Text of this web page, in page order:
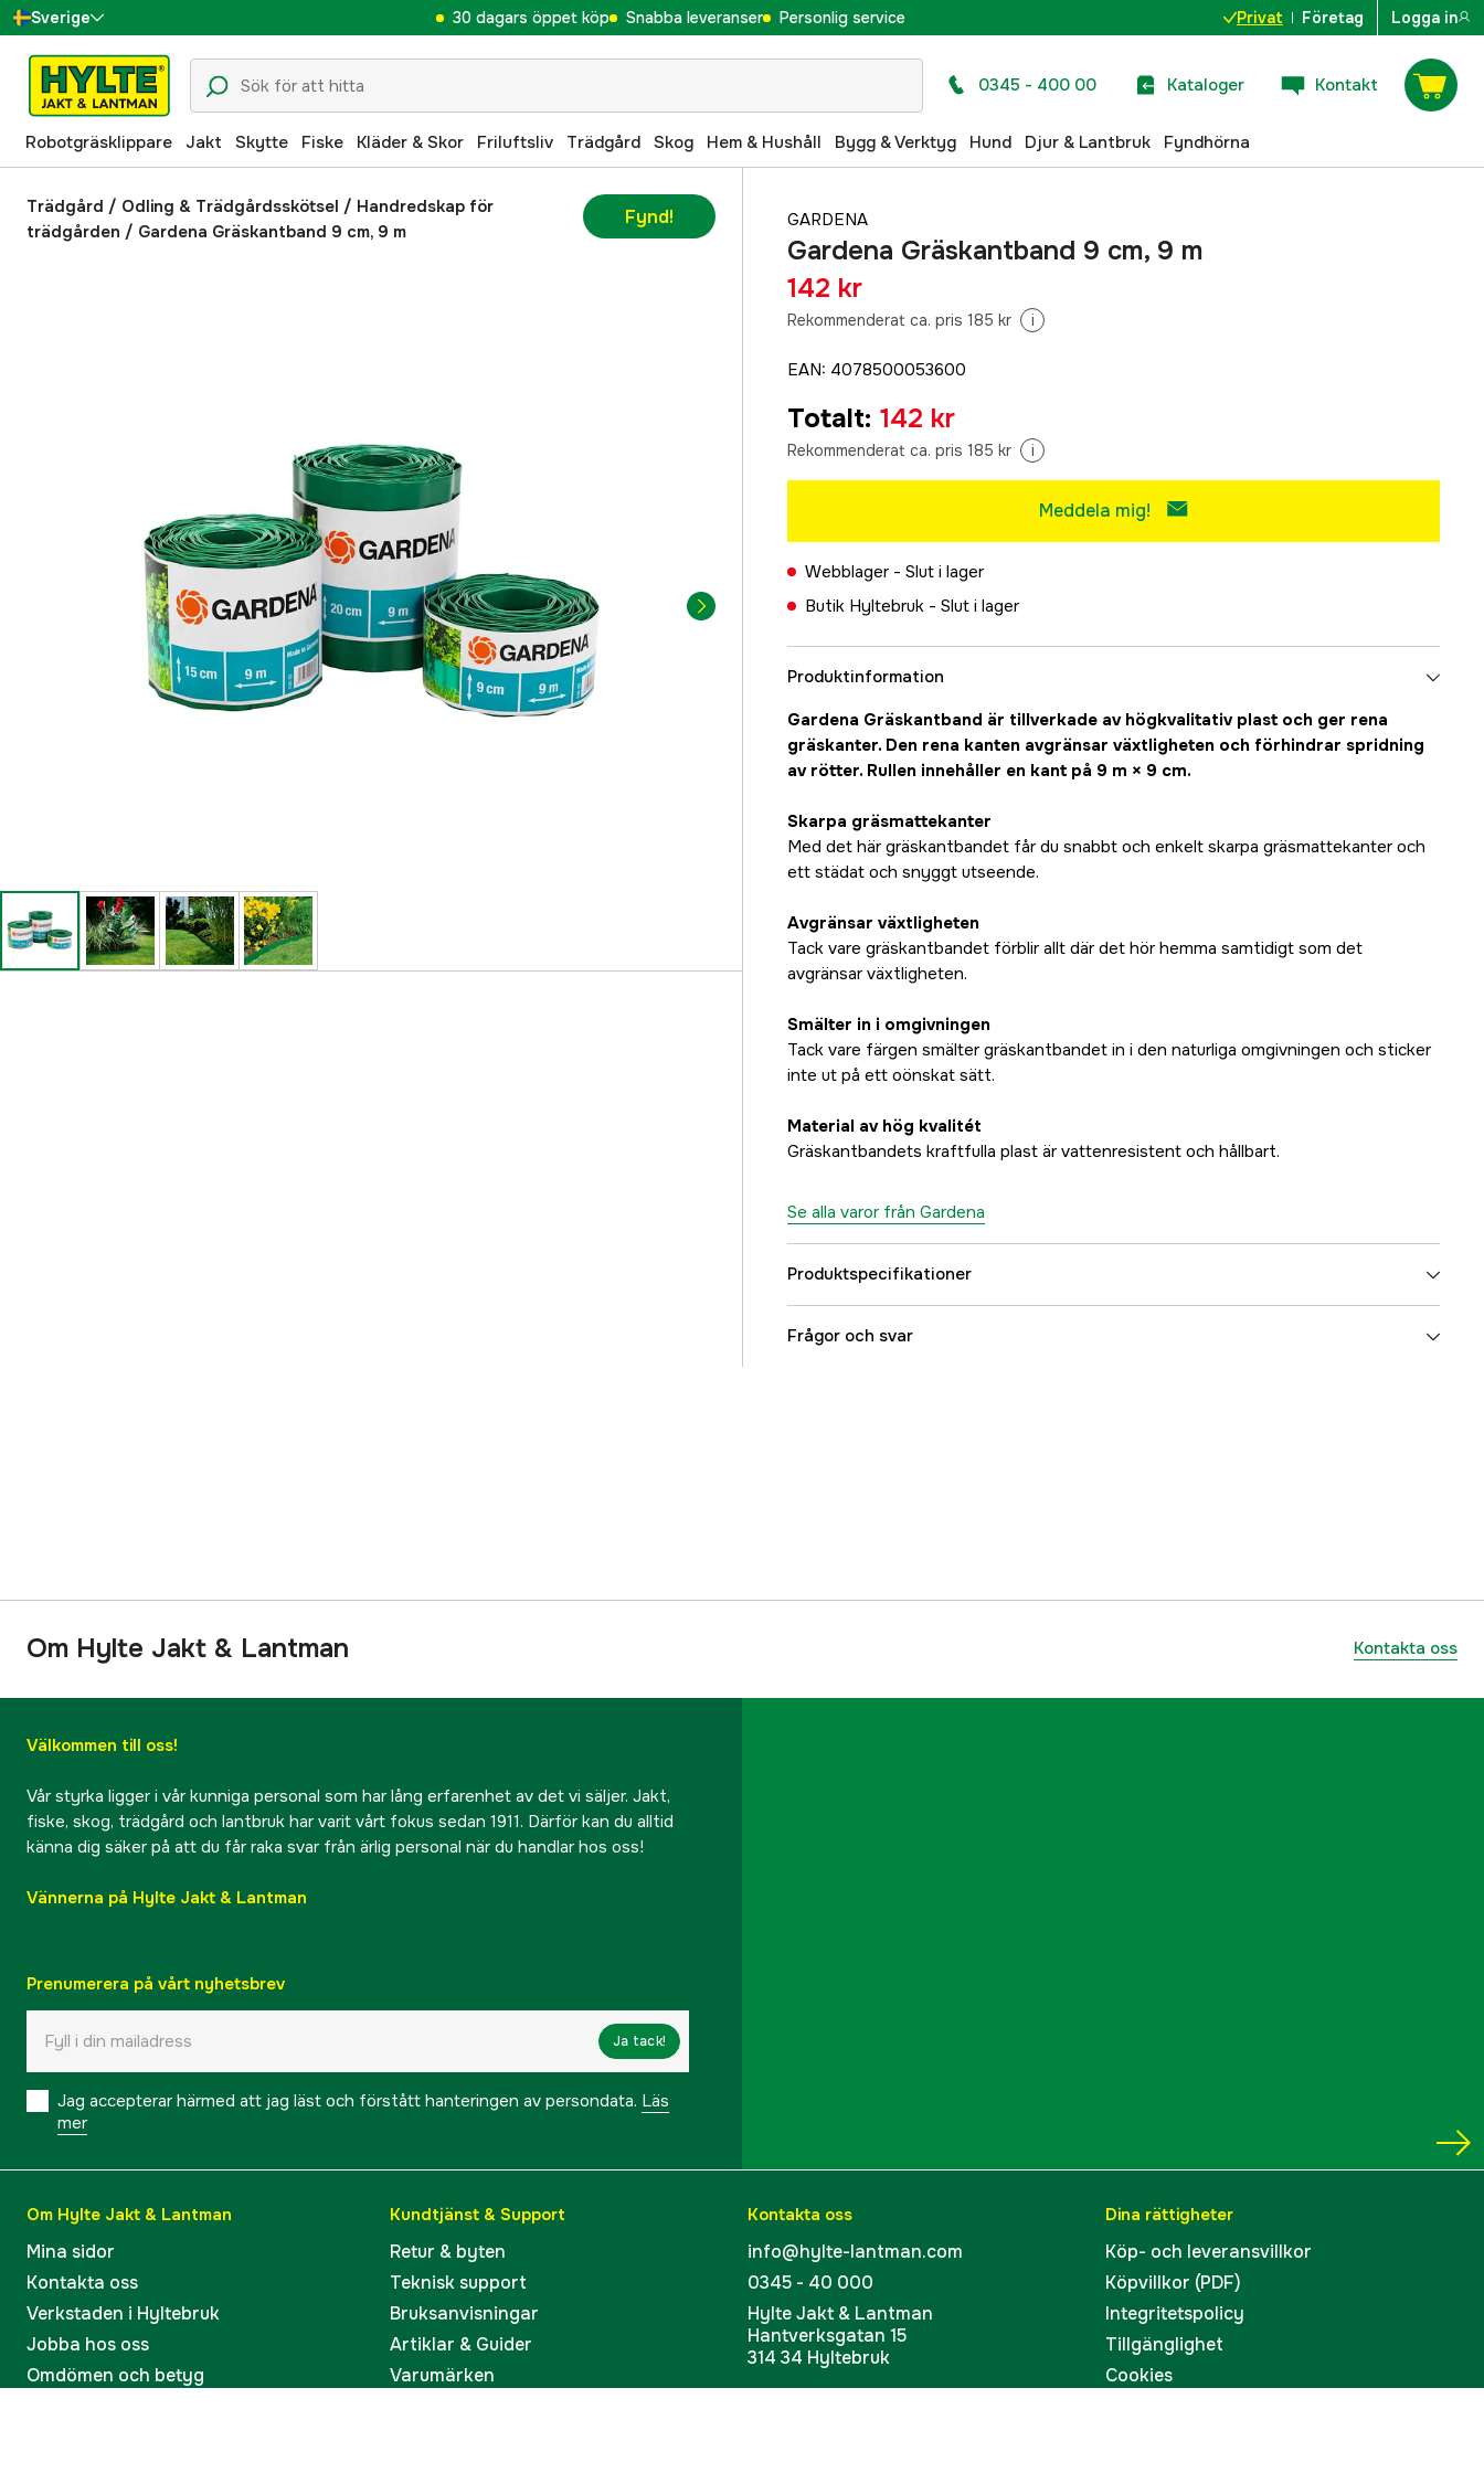
Sverige
Danmark
Suomi
Norge
Deutschland
30 dagars öppet köp Snabba leveranser Personlig service Privat Företag Logga in
0345 - 400 00 Kataloger Kontakt
Robotgräsklippare Jakt Skytte Fiske Kläder & Skor Friluftsliv Trädgård Skog Hem & Hushåll Bygg & Verktyg Hund Djur & Lantbruk Fyndhörna
Trädgård / Odling & Trädgårdsskötsel / Handredskap för
trädgården / Gardena Gräskantband 9 cm, 9 m
Fynd! GARDENA
Gardena Gräskantband 9 cm, 9 m
142 kr
Rekommenderat ca. pris 185 kr i
EAN: 4078500053600
Totalt: 142 kr
Rekommenderat ca. pris 185 kr i
Meddela mig!
Webblager - Slut i lager
Butik Hyltebruk - Slut i lager
Produktinformation
Gardena Gräskantband är tillverkade av högkvalitativ plast och ger rena
gräskanter. Den rena kanten avgränsar växtligheten och förhindrar spridning
av rötter. Rullen innehåller en kant på 9 m × 9 cm.
Skarpa gräsmattekanter
Med det här gräskantbandet får du snabbt och enkelt skarpa gräsmattekanter och
ett städat och snyggt utseende.
Avgränsar växtligheten
Tack vare gräskantbandet förblir allt där det hör hemma samtidigt som det
avgränsar växtligheten.
Smälter in i omgivningen
Tack vare färgen smälter gräskantbandet in i den naturliga omgivningen och sticker
inte ut på ett oönskat sätt.
Material av hög kvalitét
Gräskantbandets kraftfulla plast är vattenresistent och hållbart.
Se alla varor från Gardena
Produktspecifikationer
Global Garanti
Frågor och svar
Om Hylte Jakt & Lantman Kontakta oss
Välkommen till oss!
Vår styrka ligger i vår kunniga personal som har lång erfarenhet av det vi säljer. Jakt,
fiske, skog, trädgård och lantbruk har varit vårt fokus sedan 1911. Därför kan du alltid
känna dig säker på att du får raka svar från ärlig personal när du handlar hos oss!
Vännerna på Hylte Jakt & Lantman
Prenumerera på vårt nyhetsbrev
Ja tack!
Jag accepterar härmed att jag läst och förstått hanteringen av persondata. Läs
mer
Om Hylte Jakt & Lantman
Mina sidor
Kontakta oss
Verkstaden i Hyltebruk
Jobba hos oss
Omdömen och betyg
Kundtjänst & Support
Retur & byten
Teknisk support
Bruksanvisningar
Artiklar & Guider
Varumärken
Kontakta oss
info@hylte-lantman.com
0345 - 40 000
Hylte Jakt & Lantman
Hantverksgatan 15
314 34 Hyltebruk
Dina rättigheter
Köp- och leveransvillkor
Köpvillkor (PDF)
Integritetspolicy
Tillgänglighet
Cookies